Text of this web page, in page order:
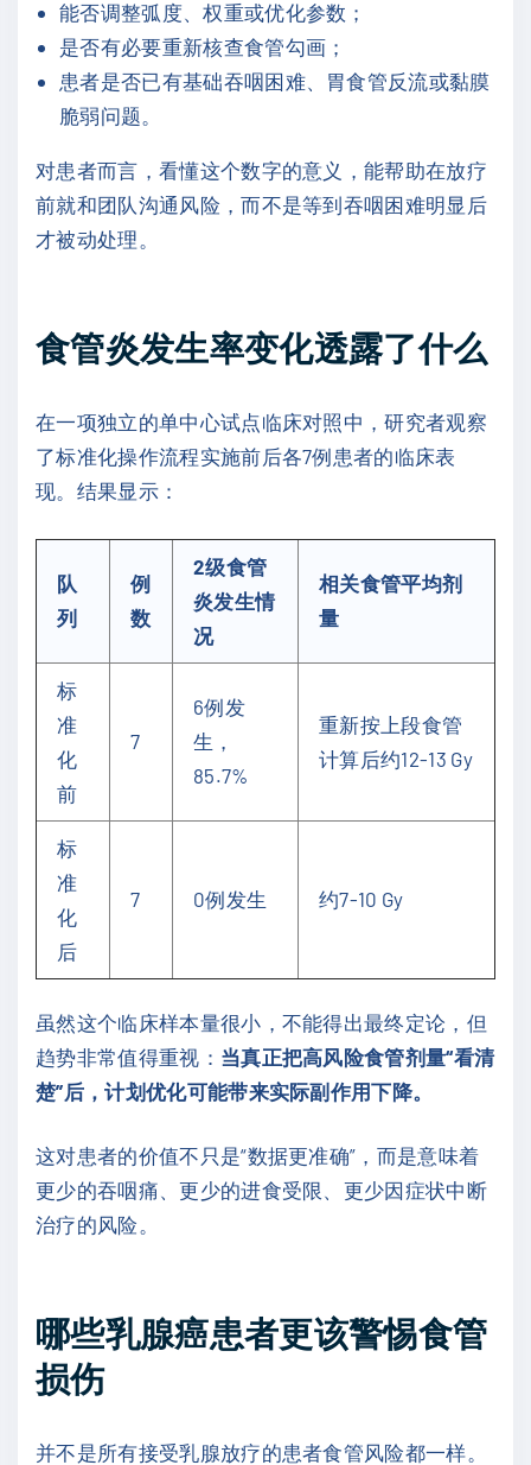
能否调整弧度、权重或优化参数；
是否有必要重新核查食管勾画；
患者是否已有基础吞咽困难、胃食管反流或黏膜
脆弱问题。
对患者而言，看懂这个数字的意义，能帮助在放疗
前就和团队沟通风险，而不是等到吞咽困难明显后
才被动处理。
食管炎发生率变化透露了什么
在一项独立的单中心试点临床对照中，研究者观察
了标准化操作流程实施前后各7例患者的临床表
现。结果显示：
队
列
例
数
2级食管
炎发生情
况
相关食管平均剂
量
标
准
化
前
7
6例发
生，
85.7%
重新按上段食管
计算后约12-13 Gy
标
准
化
后
7 0例发生 约7-10 Gy
虽然这个临床样本量很小，不能得出最终定论，但
趋势非常值得重视： 当真正把高风险食管剂量“看清
楚”后，计划优化可能带来实际副作用下降。
这对患者的价值不只是“数据更准确”，而是意味着
更少的吞咽痛、更少的进食受限、更少因症状中断
治疗的风险。
哪些乳腺癌患者更该警惕食管
损伤
并不是所有接受乳腺放疗的患者食管风险都一样。